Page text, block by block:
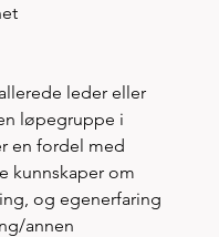
leder eller
løpegruppe i
en fordel med
kunnskaper om
og egenerfaring
annen